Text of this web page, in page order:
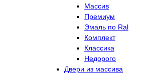
Массив
Премиум
Эмаль по Ral
Комплект
Классика
Недорого
Двери из массива